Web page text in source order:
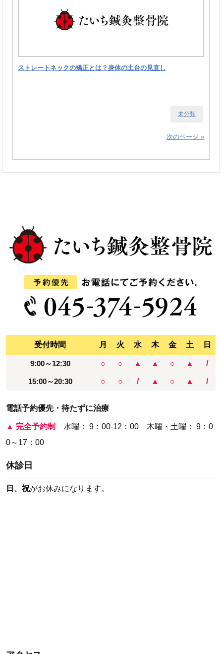
ストレートネックの矯正とは？身体の土台の見直し
未分類
次のページ »
受付時間 月 火 水 木 金 土 日
9:00～12:30 ○ ○ ▲ ▲ ○ ▲ /
15:00～20:30 ○ ○ / ▲ ○ ▲ /
電話予約優先・待たずに治療
▲ 完全予約制 水曜： 9：00-12：00 木曜・土曜： 9：0
0～17：00
休診日
日、祝がお休みになります。